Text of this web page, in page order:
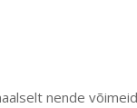
nende võimeid